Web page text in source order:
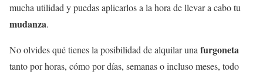
mucha utilidad y puedas aplicarlos a la hora de llevar a cabo tu
mudanza.
No olvides qué tienes la posibilidad de alquilar una furgoneta
tanto por horas, cómo por días, semanas o incluso meses, todo